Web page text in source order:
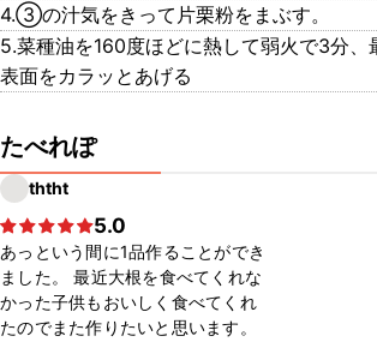
4.③の汁気をきって片栗粉をまぶす。
5.菜種油を160度ほどに熱して弱火で3分、
表面をカラッとあげる
たべれぽ
ththt
5.0
あっという間に1品作ることができ
ました。 最近大根を食べてくれな
かった子供もおいしく食べてくれ
たのでまた作りたいと思います。